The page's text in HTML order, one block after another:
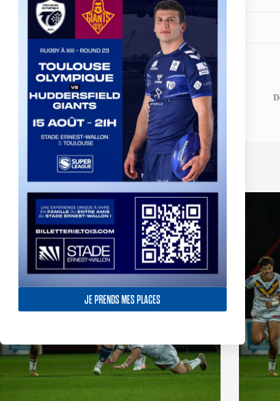
JE PRENDS MES PLACES
Partagez votre amour
PRÉCÉDENT
Championnats Anglais - Round 2 - Preview